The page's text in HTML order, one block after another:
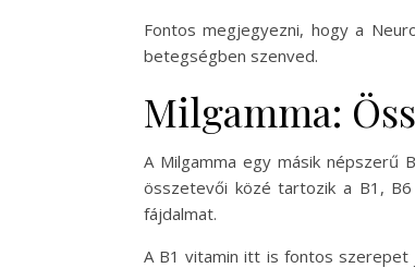
Fontos megjegyezni, hogy a
betegségben szenved.
Milgamma:
A Milgamma egy másik népszerű
összetevői közé tartozik a B1,
fájdalmat.
A B1 vitamin itt is fontos szerepet